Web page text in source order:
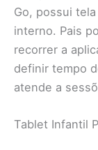
Go, possui
interno. Pais
recorrer a
definir tempo
atende a
Tablet Infantil